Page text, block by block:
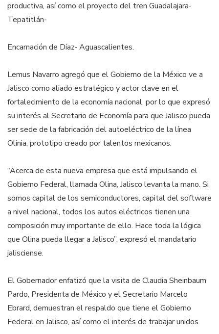
productiva, así como el proyecto del tren Guadalajara-
Tepatitlán-
Encarnación de Díaz- Aguascalientes.
Lemus Navarro agregó que el Gobierno de la México ve a
Jalisco como aliado estratégico y actor clave en el
fortalecimiento de la economía nacional, por lo que expresó
su interés al Secretario de Economía para que Jalisco pueda
ser sede de la fabricación del autoeléctrico de la línea
Olinia, prototipo creado por talentos mexicanos.
“Acerca de esta nueva empresa que está impulsando el
Gobierno Federal, llamada Olina, Jalisco levanta la mano. Si
somos capital de los semiconductores, capital del software
a nivel nacional, todos los autos eléctricos tienen una
composición muy importante de ello. Hace toda la lógica
que Olina pueda llegar a Jalisco”, expresó el mandatario
jalisciense.
El Gobernador enfatizó que la visita de Claudia Sheinbaum
Pardo, Presidenta de México y el Secretario Marcelo
Ebrard, demuestran el respaldo que tiene el Gobierno
Federal en Jalisco, así como el interés de trabajar unidos.